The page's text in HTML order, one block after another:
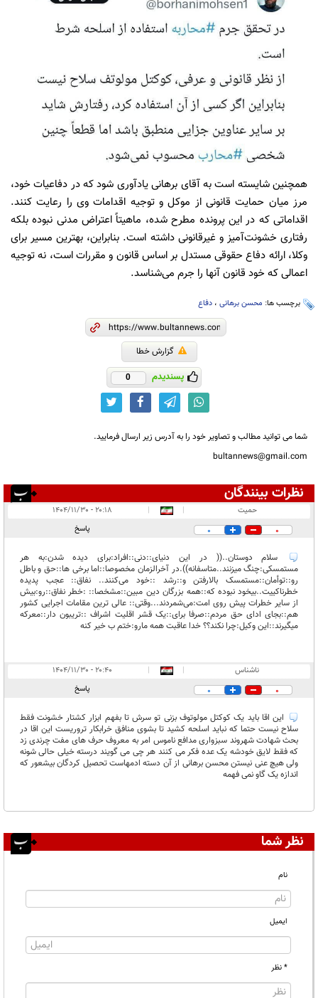
همچنین شایسته است به آقای برهانی یادآوری شود که در دفاعیات خود،
مرز میان حمایت قانونی از موکل و توجیه اقدامات وی را رعایت کنند.
اقداماتی که در این پرونده مطرح شده، ماهیتاً اعتراض مدنی نبوده بلکه
رفتاری خشونت‌آمیز و غیرقانونی داشته است. بنابراین، بهترین مسیر برای
وکلا، ارائه دفاع حقوقی مستدل بر اساس قانون و مقررات است، نه توجیه
اعمالی که خود قانون آنها را جرم می‌شناسد.
برچسب ها: محسن برهانی ، دفاع
گزارش خطا
پسندیدم 0
شما می توانید مطالب و تصاویر خود را به آدرس زیر ارسال فرمایید.
bultannews@gmail.com
نظرات بینندگان
در انتظار بررسی:
حمیت |
|
۲۰:۱۸ - ۱۴۰۴/۱۱/۳۰
0
0 پاسخ
سلام دوستان..(( در این دنیای::دنی::افراد:برای دیده شدن:به هر
مستمسکی:چنگ میزنند..متاسفانه)).در آخرالزمان مخصوصا::اما برخی ها::حق و باطل
رو::توأمان::مستمسک بالارفتن و::رشد ::خود می‌کنند.. نفاق:: عجب پدیده
خطرناکییت..بیخود نبوده که::همه بزرگان دین مبین::مشخصا:: :خطر نفاق::رو:بیش
از سایر خطرات پیش روی امت:می‌شمردند...وقتی:: عالی ترین مقامات اجرایی کشور
هم::بجای ادای حق مردم::صرفا برای::یک قشر اقلیت اشراف ::تریبون دار::معرکه
میگیرند::این وکیل:چرا نکند؟؟ خدا عاقبت همه مارو:ختم ب خیر کنه
ناشناس |
|
۲۰:۴۰ - ۱۴۰۴/۱۱/۳۰
0
0 پاسخ
این اقا باید یک کوکتل مولوتوف بزنی تو سرش تا بفهم ابزار کشتار خشونت فقط
سلاح نیست حتما که نباید اسلحه کشید تا بشوی منافق خرابکار تروریست این اقا در
بحث شهادت شهروند سبزواری مدافع ناموس امر به معروف حرف های مفت چرندی زد
که فقط لایق خودشه یک عده فکر می کنند هر چی می گویند درسته خیلی حالی شونه
ولی هیچ عنی نیستن محسن برهانی از آن دسته ادمهاست تحصیل کردگان بیشعور که
اندازه یک گاو نمی فهمه
نظر شما
نام
ایمیل
* نظر